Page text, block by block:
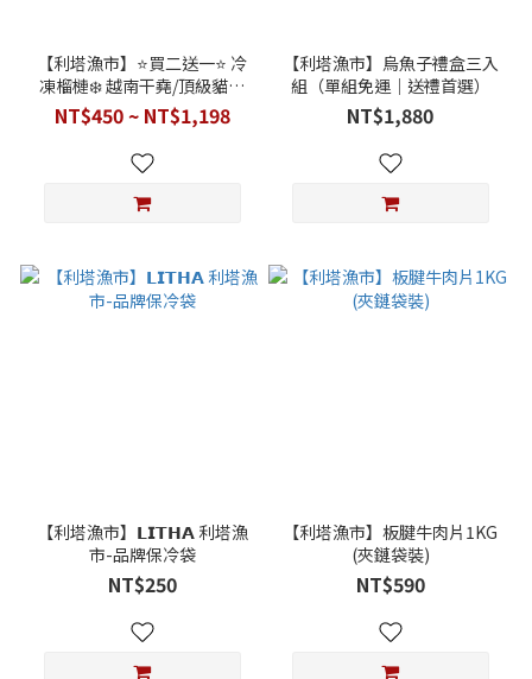
【利塔漁市】⭐️買二送一⭐️ 冷
凍榴槤❄️ 越南干堯/頂級貓山
王/金枕頭榴槤
NT$450 ~ NT$1,198
【利塔漁市】烏魚子禮盒三入
組（單組免運｜送禮首選）
NT$1,880
【利塔漁市】𝗟𝗜𝗧𝗛𝗔 利塔漁
市-品牌保冷袋
NT$250
【利塔漁市】板腱牛肉片1KG
(夾鏈袋裝)
NT$590